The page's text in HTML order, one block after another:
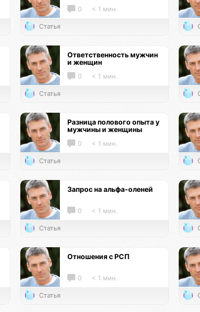
0 < 1 мин.
Статья
Ответственность мужчин
и женщин
0 < 1 мин.
Статья
Разница полового опыта у
мужчины и женщины
0 < 1 мин.
Статья
Запрос на альфа-оленей
0 < 1 мин.
Статья
Отношения с РСП
0 < 1 мин.
Статья